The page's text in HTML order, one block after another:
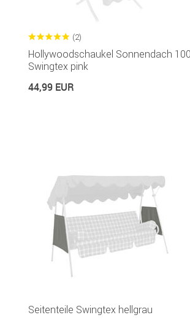
(2)
Hollywoodschaukel Sonnendach
Swingtex pink
44,99 EUR
Seitenteile Swingtex hellgrau